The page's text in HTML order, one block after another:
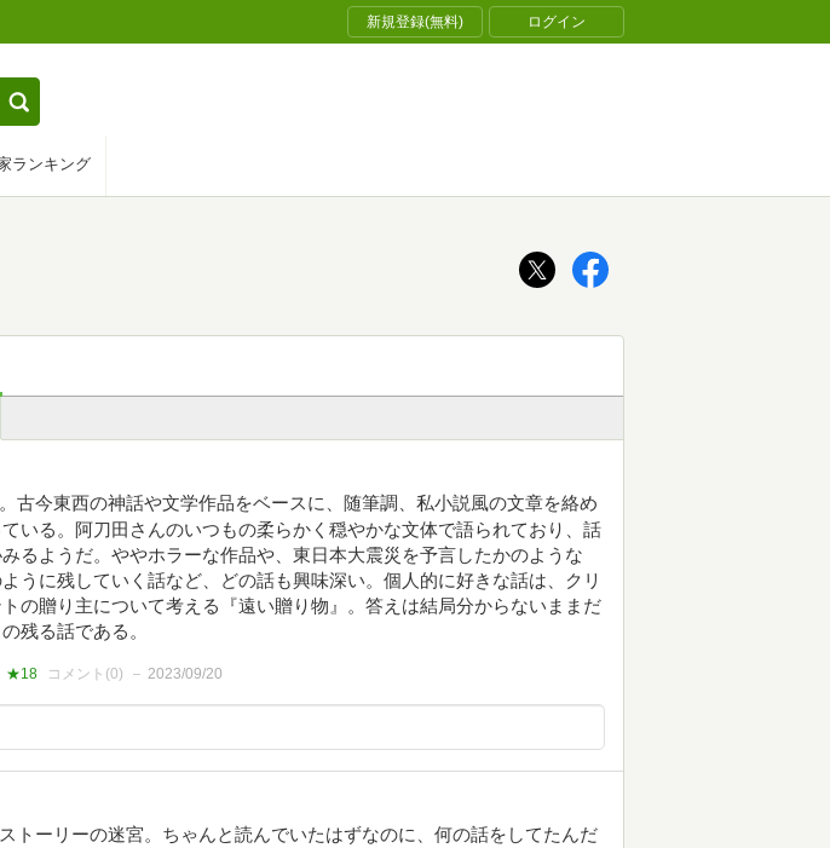
新規登録(無料) ログイン
ランキング
古今東西の神話や文学作品をベースに、随筆調、私小説風の文章を絡め
いる。阿刀田さんのいつもの柔らかく穏やかな文体で語られており、話
るようだ。ややホラーな作品や、東日本大震災を予言したかのような
うに残していく話など、どの話も興味深い。個人的に好きな話は、クリ
の贈り主について考える『遠い贈り物』。答えは結局分からないままだ
残る話である。
★18 コメント(0) 2023/09/20
トーリーの迷宮。ちゃんと読んでいたはずなのに、何の話をしてたんだ